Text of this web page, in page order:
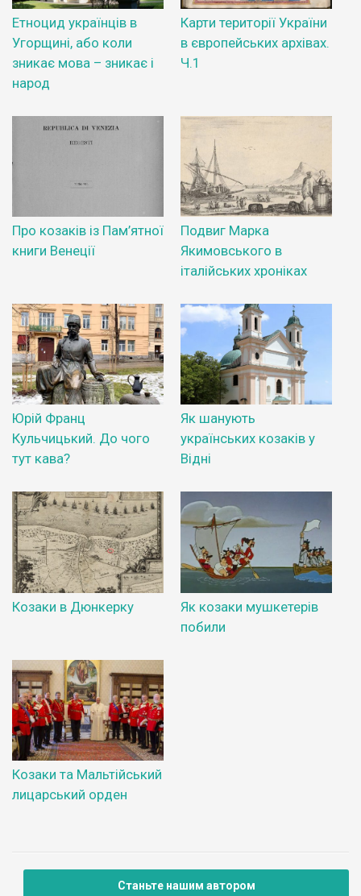
Етноцид українців в
Угорщині, або коли
зникає мова – зникає і
народ
Карти території України
в європейських архівах.
Ч.1
Про козаків із Пам’ятної
книги Венеції
Подвиг Марка
Якимовського в
італійських хроніках
Юрій Франц
Кульчицький. До чого
тут кава?
Як шанують
українських козаків у
Відні
Козаки в Дюнкерку
Як козаки мушкетерів
побили
Козаки та Мальтійський
лицарський орден
Станьте нашим автором